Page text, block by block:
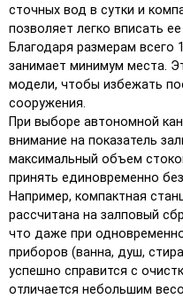
сточных вод в сутки и
позволяет легко вписать
Благодаря размерам всего
занимает минимум места.
модели, чтобы избежать
сооружения.
При выборе автономной
внимание на показатель
максимальный объем
принять единовременно
Например, компактная
рассчитана на залповый
что даже при
приборов (ванна, душ,
успешно справится с
отличается небольшим